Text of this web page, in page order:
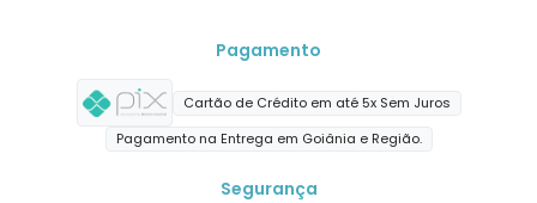
Pagamento
Cartão de Crédito em até 5x Sem Juros
Pagamento na Entrega em Goiânia e Região.
Segurança